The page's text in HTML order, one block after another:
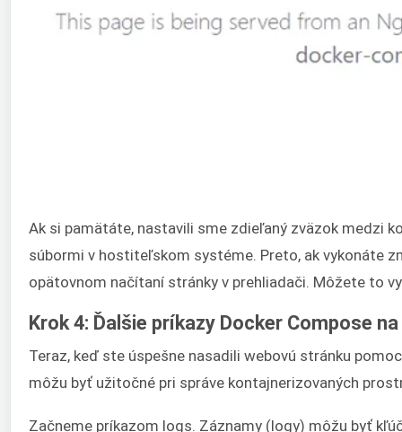
Ak si pamätáte, nastavili sme zdieľaný zväzok medzi
súbormi v hostiteľskom systéme. Preto, ak vykonáte
opätovnom načítaní stránky v prehliadači. Môžete to
Krok 4: Ďalšie príkazy Docker Compose
Teraz, keď ste úspešne nasadili webovú stránku
môžu byť užitočné pri správe kontajnerizovaných
Začneme príkazom logs. Záznamy (logy) môžu byť